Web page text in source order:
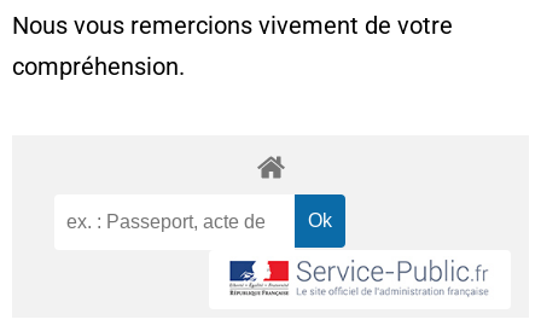
Nous vous remercions vivement de votre
compréhension.